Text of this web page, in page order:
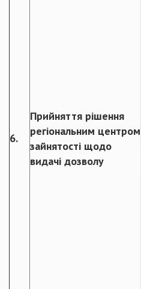
6.
Прийняття рішення
регіональним центром
зайнятості щодо
видачі дозволу